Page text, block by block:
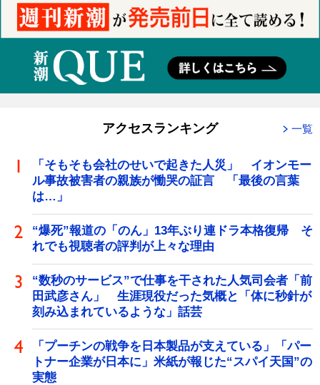
アクセスランキング 一覧
「そもそも会社のせいで起きた人災」 イオンモー
ル事故被害者の親族が慟哭の証言 「最後の言葉
は…」
“爆死”報道の「のん」13年ぶり連ドラ本格復帰 そ
れでも視聴者の評判が上々な理由
“数秒のサービス”で仕事を干された人気司会者「前
田武彦さん」 生涯現役だった気概と「体に秒針が
刻み込まれているような」話芸
「プーチンの戦争を日本製品が支えている」「パー
トナー企業が日本に」米紙が報じた“スパイ天国”の
実態